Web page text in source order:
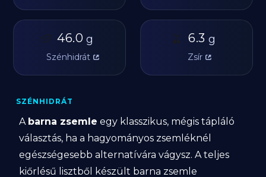
🥔 46.0 g
Szénhidrát
🫒 6.3 g
Zsír
SZÉNHIDRÁT
A barna zsemle egy klasszikus, mégis tápláló
választás, ha a hagyományos zsemléknél
egészségesebb alternatívára vágysz. A teljes
kiőrlésű lisztből készült barna zsemle